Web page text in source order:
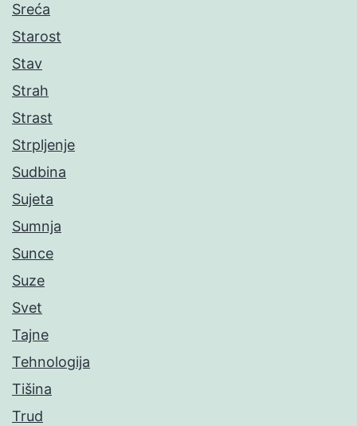
Sreća
Starost
Stav
Strah
Strast
Strpljenje
Sudbina
Sujeta
Sumnja
Sunce
Suze
Svet
Tajne
Tehnologija
Tišina
Trud